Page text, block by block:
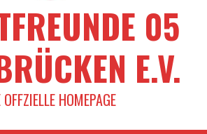
05
E.V.
OFFZIELLE HOMEPAGE